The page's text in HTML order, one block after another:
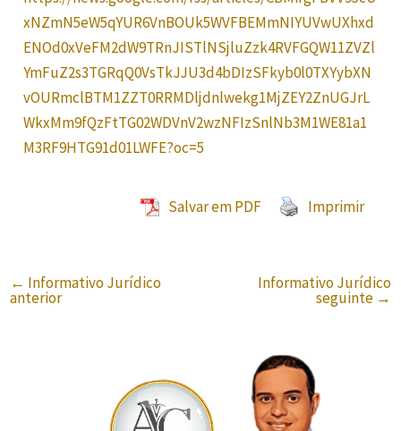
xNZmN5eW5qYUR6VnBOUk5WVFBEMmNIYUVwUXhxd
ENOd0xVeFM2dW9TRnJISTlNSjluZzk4RVFGQW11ZVZl
YmFuZ2s3TGRqQ0VsTkJJU3d4bDIzSFkyb0l0TXYybXN
vOURmclBTM1ZZT0RRMDljdnlwekg1MjZEY2ZnUGJrL
WkxMm9fQzFtTG02WDVnV2wzNFIzSnlNb3M1WE81a1
M3RF9HTG91d01LWFE?oc=5
Salvar em PDF Imprimir
← Informativo Jurídico
anterior
Informativo Jurídico
seguinte →